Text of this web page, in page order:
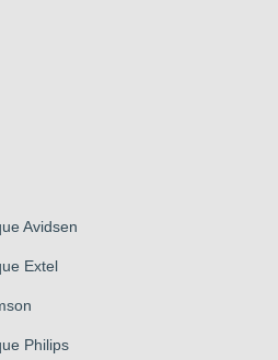
Avidsen
Extel
Philips